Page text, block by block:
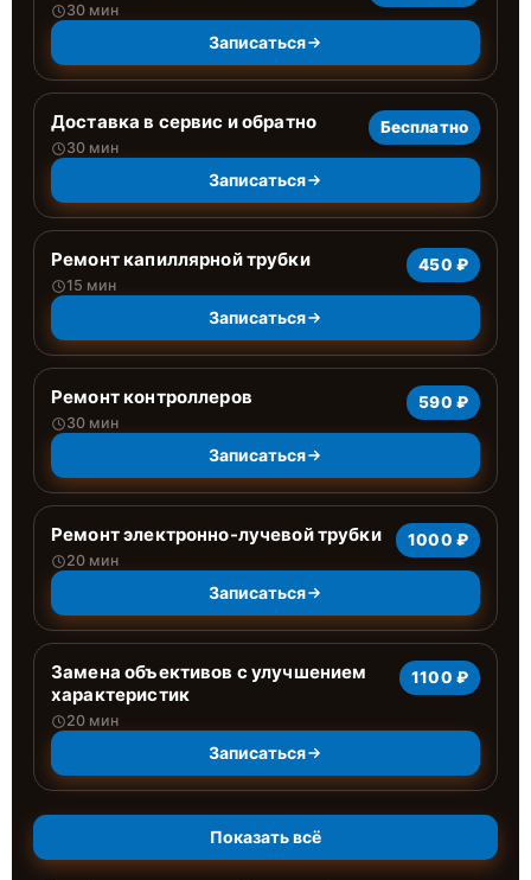
30 мин
Записаться
Доставка в сервис и обратно
30 мин
Бесплатно
Записаться
Ремонт капиллярной трубки
15 мин
450 ₽
Записаться
Ремонт контроллеров
30 мин
590 ₽
Записаться
Ремонт электронно-лучевой трубки
20 мин
1000 ₽
Записаться
Замена объективов с улучшением
характеристик
20 мин
1100 ₽
Записаться
Показать всё